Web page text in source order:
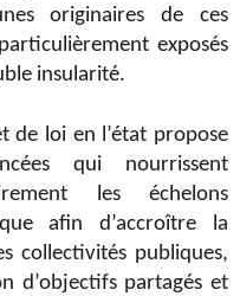
originaires de ces
exposés
insularité.
de loi en l’état propose
qui nourrissent
les échelons
afin d’accroître la
collectivités publiques,
d’objectifs partagés et